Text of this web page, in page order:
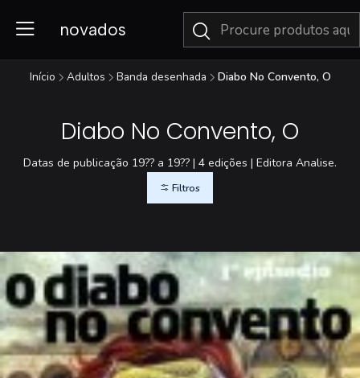
novados
Início Adultos Banda desenhada Diabo No Convento, O
Diabo No Convento, O
Datas de publicação 19?? a 19?? | 4 edições | Editora Analise.
Filtros